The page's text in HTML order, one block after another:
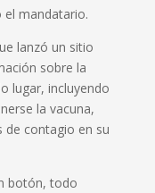
el mandatario.
lanzó un sitio
sobre la
lugar, incluyendo
la vacuna,
de contagio en su
botón, todo